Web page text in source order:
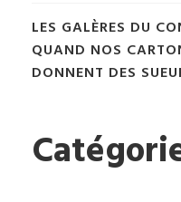
LES GALÈRES DU
QUAND NOS
DONNENT DES